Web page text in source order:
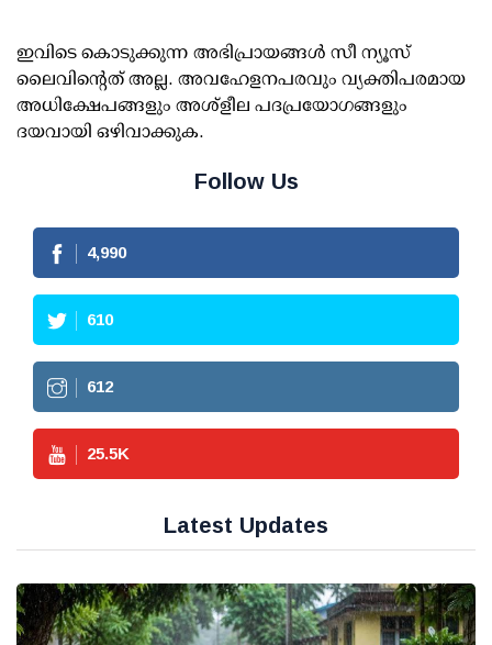
ഇവിടെ കൊടുക്കുന്ന അഭിപ്രായങ്ങള്‍ സീ ന്യൂസ്
ലൈവിന്റെത് അല്ല. അവഹേളനപരവും വ്യക്തിപരമായ
അധിക്ഷേപങ്ങളും അശ്‌ളീല പദപ്രയോഗങ്ങളും
ദയവായി ഒഴിവാക്കുക.
Follow Us
4,990
610
612
25.5K
Latest Updates